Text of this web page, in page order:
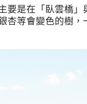
要是在「臥雲橋
杏等會變色的樹